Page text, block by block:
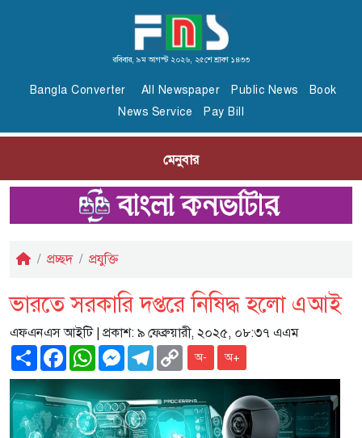
রবিবার, ৯ম আগস্ট ২০২৬, ২৫শে শ্রাবণ ১৪৩৩
Bangla Converter All Newspaper Public News
Book
News Service
Pay Bill
মেনুবার
প্রচ্ছদ প্রযুক্তি
ভারতে সরকারি দপ্তরে নিষিদ্ধ হলো এআই
এফএনএস আইটি| প্রকাশ: ৯ ফেব্রুয়ারী, ২০২৫, ০৮:৩৭ এএম
ShareFacebookWhatsAppMessenger
Telegram
Copy
Link
অ- অ+